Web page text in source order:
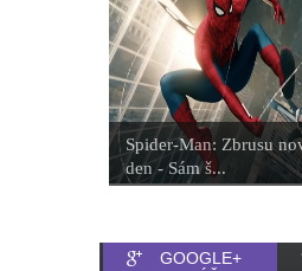
Spider-Man: Zbrusu
den - Sám š...
GOOGLE+